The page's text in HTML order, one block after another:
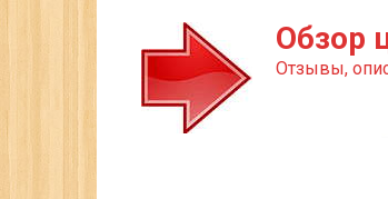
Обзор
Отзывы,